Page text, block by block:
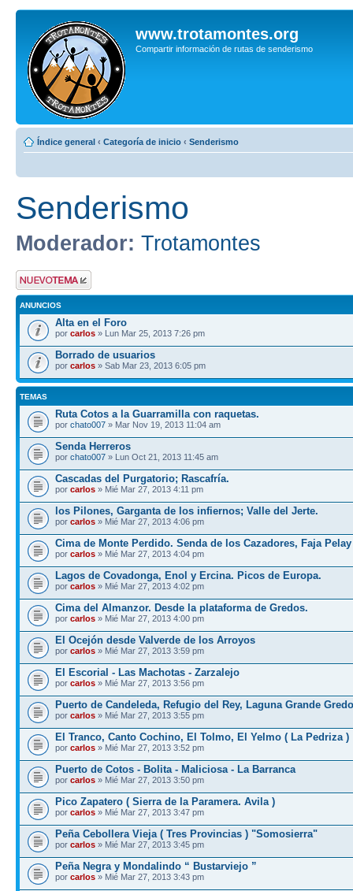
www.trotamontes.org
Compartir información de rutas de senderismo
Índice general ‹ Categoría de inicio ‹ Senderismo
Senderismo
Moderador: Trotamontes
Publicar un nuevo
tema
ANUNCIOS
Alta en el Foro
por carlos » Lun Mar 25, 2013 7:26 pm
Borrado de usuarios
por carlos » Sab Mar 23, 2013 6:05 pm
TEMAS
Ruta Cotos a la Guarramilla con raquetas.
por chato007 » Mar Nov 19, 2013 11:04 am
Senda Herreros
por chato007 » Lun Oct 21, 2013 11:45 am
Cascadas del Purgatorio; Rascafría.
por carlos » Mié Mar 27, 2013 4:11 pm
los Pilones, Garganta de los infiernos; Valle del Jerte.
por carlos » Mié Mar 27, 2013 4:06 pm
Cima de Monte Perdido. Senda de los Cazadores, Faja Pelay
por carlos » Mié Mar 27, 2013 4:04 pm
Lagos de Covadonga, Enol y Ercina. Picos de Europa.
por carlos » Mié Mar 27, 2013 4:02 pm
Cima del Almanzor. Desde la plataforma de Gredos.
por carlos » Mié Mar 27, 2013 4:00 pm
El Ocejón desde Valverde de los Arroyos
por carlos » Mié Mar 27, 2013 3:59 pm
El Escorial - Las Machotas - Zarzalejo
por carlos » Mié Mar 27, 2013 3:56 pm
Puerto de Candeleda, Refugio del Rey, Laguna Grande
por carlos » Mié Mar 27, 2013 3:55 pm
El Tranco, Canto Cochino, El Tolmo, El Yelmo ( La Pedriza )
por carlos » Mié Mar 27, 2013 3:52 pm
Puerto de Cotos - Bolita - Maliciosa - La Barranca
por carlos » Mié Mar 27, 2013 3:50 pm
Pico Zapatero ( Sierra de la Paramera. Avila )
por carlos » Mié Mar 27, 2013 3:47 pm
Peña Cebollera Vieja ( Tres Provincias ) "Somosierra"
por carlos » Mié Mar 27, 2013 3:45 pm
Peña Negra y Mondalindo “ Bustarviejo ”
por carlos » Mié Mar 27, 2013 3:43 pm